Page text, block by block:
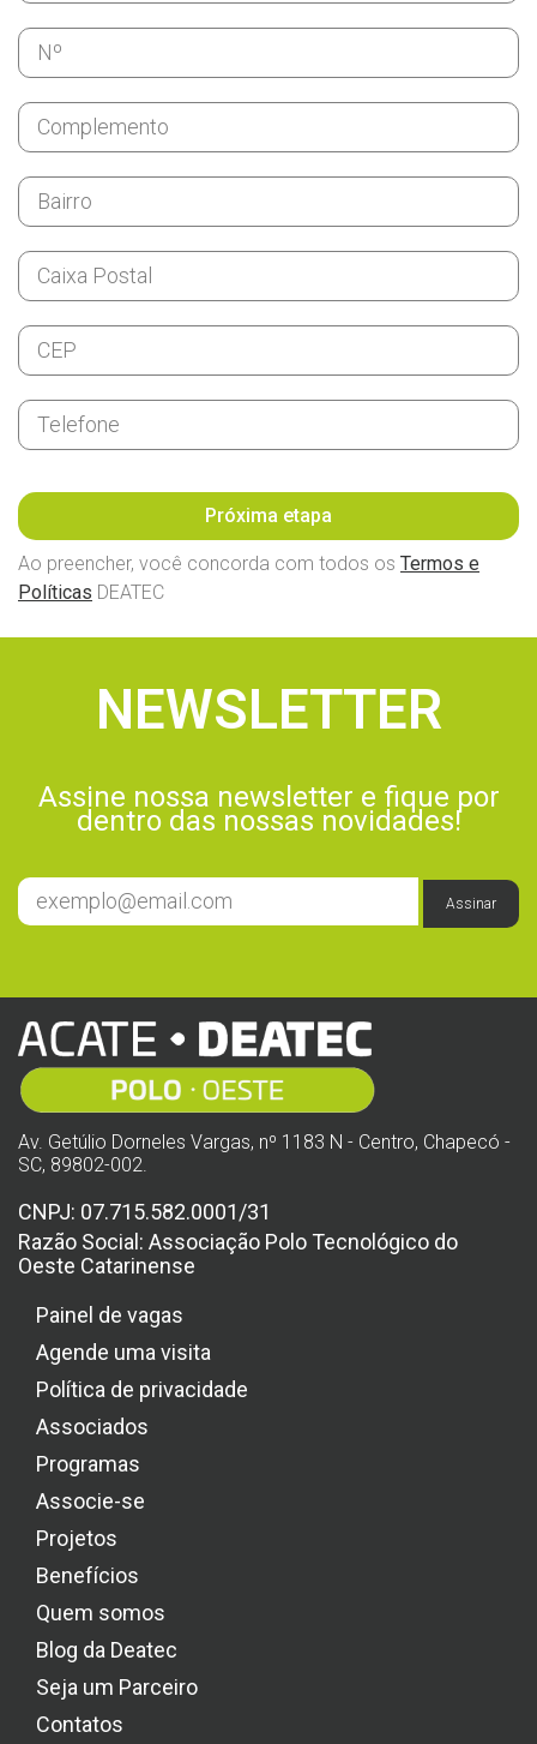
Próxima etapa
Ao preencher, você concorda com todos os Termos e
Políticas DEATEC
NEWSLETTER
Assine nossa newsletter e fique por
dentro das nossas novidades!
Assinar
Av. Getúlio Dorneles Vargas, nº 1183 N - Centro, Chapecó -
SC, 89802-002.
CNPJ: 07.715.582.0001/31
Razão Social: Associação Polo Tecnológico do
Oeste Catarinense
Painel de vagas
Agende uma visita
Política de privacidade
Associados
Programas
Associe-se
Projetos
Benefícios
Quem somos
Blog da Deatec
Seja um Parceiro
Contatos